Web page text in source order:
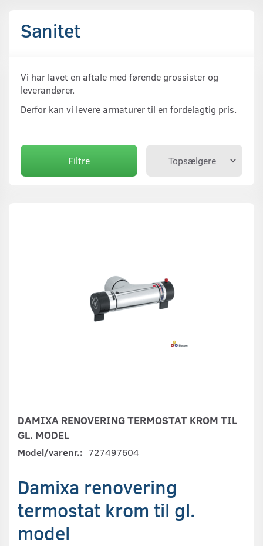
Sanitet
Vi har lavet en aftale med førende grossister og
leverandører.
Derfor kan vi levere armaturer til en fordelagtig pris.
Filtre
DAMIXA RENOVERING TERMOSTAT KROM TIL
GL. MODEL
Model/varenr.: 727497604
Damixa renovering
termostat krom til gl.
model